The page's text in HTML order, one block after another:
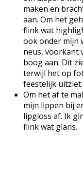
maken en
aan. Om het
flink wat
ook onder mijn
neus, voorkant
boog aan. Dit
terwijl het op
feestelijk uitziet.
Om het af te
mijn lippen bij
lipgloss af. Ik
flink wat glans.